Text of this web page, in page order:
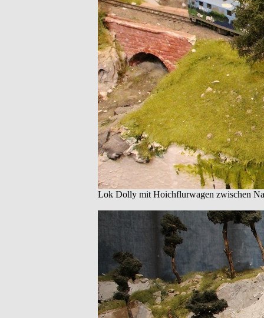
Lok Dolly mit Hoichflurwagen zwischen